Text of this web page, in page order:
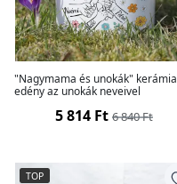
"Nagymama és unokák" kerámia
edény az unokák neveivel
5 814 Ft 6 840 Ft
TOP